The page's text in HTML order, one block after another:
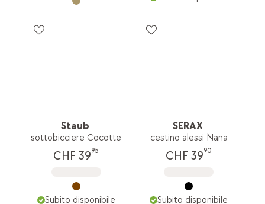
Staub
sottobicciere Cocotte
CHF 3995
Subito disponibile
SERAX
cestino alessi Nana
CHF 3990
Subito disponibile